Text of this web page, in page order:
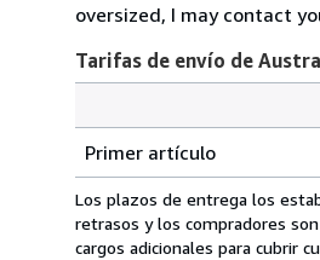
oversized, I may contact
Tarifas de envío de
de
envío
de
Australia
pedido
Primer artículo
Los plazos de entrega los
retrasos y los compradores
cargos adicionales para cubrir